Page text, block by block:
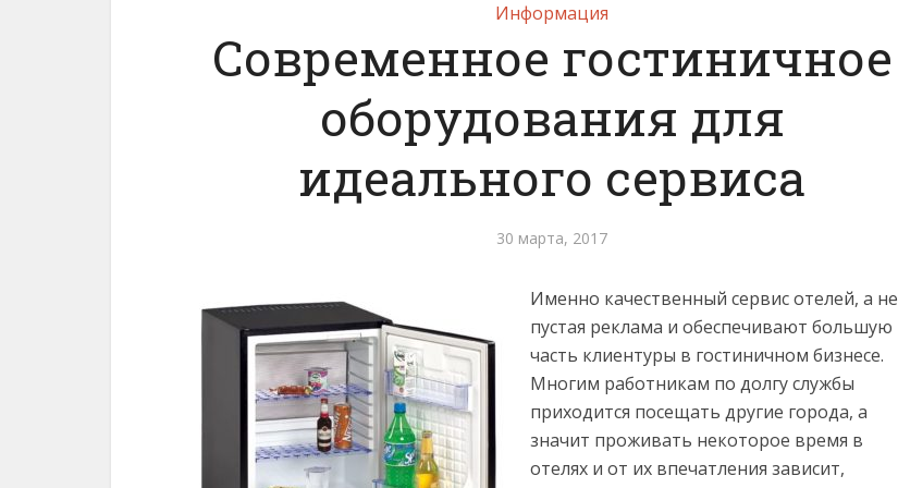
Информация
Современное гостиничное
оборудования для
идеального сервиса
30 марта, 2017
Именно качественный сервис отелей, а не
пустая реклама и обеспечивают большую
часть клиентуры в гостиничном бизнесе.
Многим работникам по долгу службы
приходится посещать другие города, а
значит проживать некоторое время в
отелях и от их впечатления зависит,